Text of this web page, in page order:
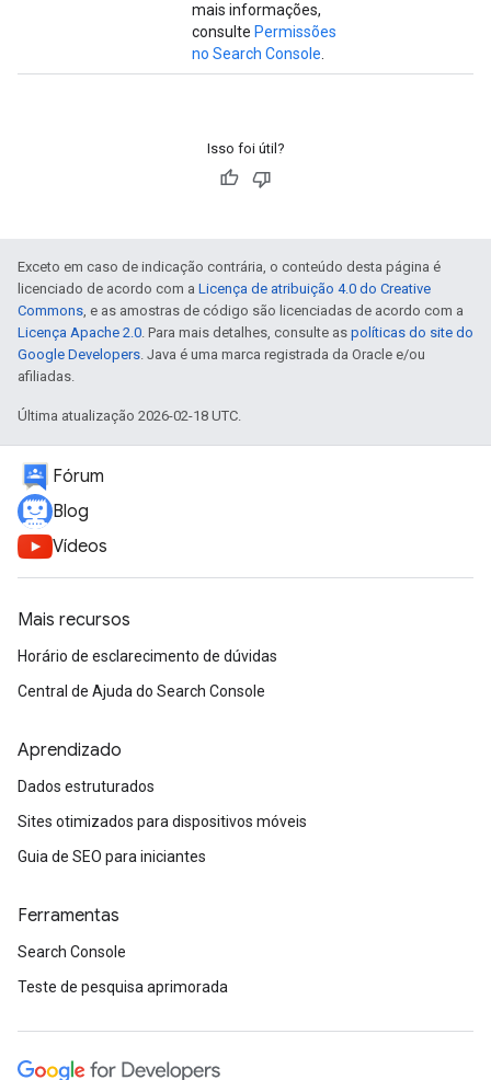
mais informações,
consulte Permissões
no Search Console
Isso foi útil?
Exceto em caso de indicação contrária, o conteúdo desta página é
licenciado de acordo com a Licença de atribuição 4.0 do Creative
Commons, e as amostras de código são licenciadas de acordo com a
Licença Apache 2.0. Para mais detalhes, consulte as políticas do site do
Google Developers. Java é uma marca registrada da Oracle e/ou
afiliadas.
Última atualização 2026-02-18 UTC.
Fórum
Blog
Vídeos
Mais recursos
Horário de esclarecimento de dúvidas
Central de Ajuda do Search Console
Aprendizado
Dados estruturados
Sites otimizados para dispositivos móveis
Guia de SEO para iniciantes
Ferramentas
Search Console
Teste de pesquisa aprimorada